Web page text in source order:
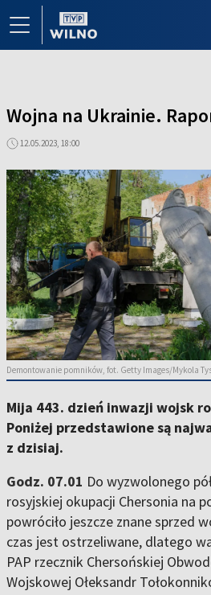
Wojna na Ukrainie.
12.05.2023, 18:00
Demontowanie pomników, fot. Getty Images/Mykola
Mija 443. dzień inwazji wojsk
Poniżej przedstawione są
z dzisiaj.
Godz. 07.01 Do wyzwolonego
rosyjskiej okupacji Chersonia na
powróciło jeszcze znane sprzed
czas jest ostrzeliwane, dlatego
PAP rzecznik Chersońskiej
Wojskowej Ołeksandr